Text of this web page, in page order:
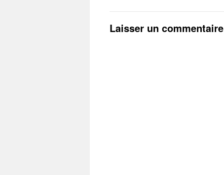
Laisser un commentaire